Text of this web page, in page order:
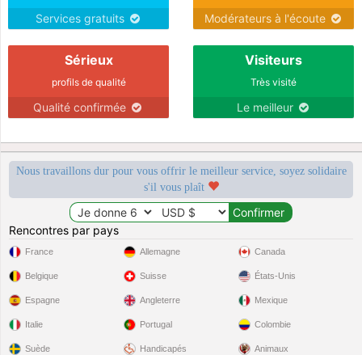
Services gratuits Modérateurs à l'écoute
Sérieux
profils de qualité
Qualité confirmée
Visiteurs
Très visité
Le meilleur
Nous travaillons dur pour vous offrir le meilleur service, soyez solidaire
s'il vous plaît
Rencontres par pays
France
Belgique
Espagne
Italie
Suède
Allemagne
Suisse
Angleterre
Portugal
Handicapés
Canada
États-Unis
Mexique
Colombie
Animaux